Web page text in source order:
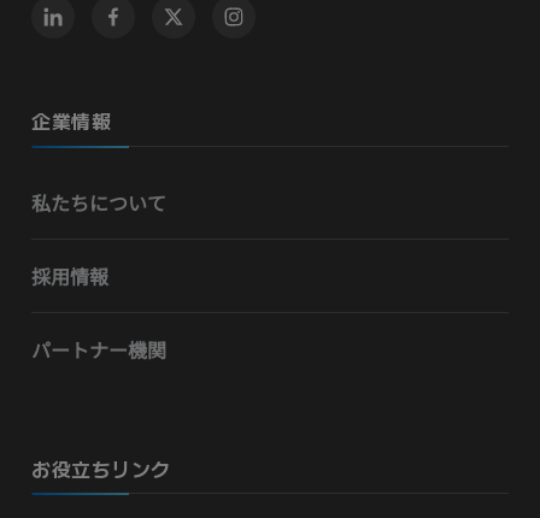
企業情報
私たちについて
採用情報
パートナー機関
お役立ちリンク